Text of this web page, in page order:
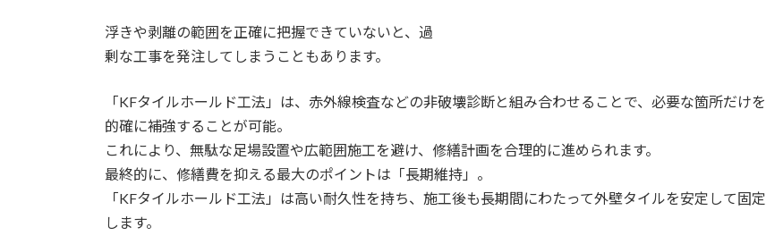
浮きや剥離の範囲を正確に把握できていないと、過
剰な工事を発注してしまうこともあります。
「KFタイルホールド工法」は、赤外線検査などの非破壊診断と組み合わせることで、必要な箇所だけを
的確に補強することが可能。
これにより、無駄な足場設置や広範囲施工を避け、修繕計画を合理的に進められます。
最終的に、修繕費を抑える最大のポイントは「長期維持」。
「KFタイルホールド工法」は高い耐久性を持ち、施工後も長期間にわたって外壁タイルを安定して固定
します。